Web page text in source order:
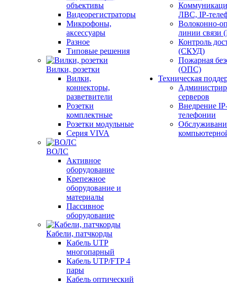
объективы
Видеорегистраторы
Микрофоны,
аксессуары
Разное
Типовые решения
Вилки, розетки
Вилки,
коннекторы,
разветвители
Розетки
комплектные
Розетки модульные
Серия VIVA
ВОЛС
Активное
оборудование
Крепежное
оборудование и
материалы
Пассивное
оборудование
Кабели, патчкорды
Кабель UTP
многопарный
Кабель UTP/FTP 4
пары
Кабель оптический
ЛВС, IP-
Волоконно-
линии
Контроль
(СКУД)
Пожарная
(ОПС)
Техническая
серверов
Внедрение
телефонии